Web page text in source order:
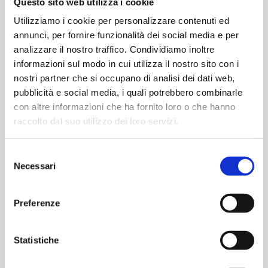
Utilizziamo i cookie per personalizzare contenuti ed
annunci, per fornire funzionalità dei social media e per
analizzare il nostro traffico. Condividiamo inoltre
informazioni sul modo in cui utilizza il nostro sito con i
nostri partner che si occupano di analisi dei dati web,
pubblicità e social media, i quali potrebbero combinarle
con altre informazioni che ha fornito loro o che hanno
raccolto dal suo utilizzo dei loro servizi.
delNecessari
Preferenze
Statistiche
€10,00
-
B138F.4/12.12
Motoriduttore
12V
320/250
rpm
quantità
+
Aggiungi
€27,30
-
B138F.4/12.149
Motoriduttor
12V
27/20
rpm
quantità
+
Aggiungi
SERIE B138F.4/12
Motoriduttore 12V 19/14
SERIE B138F.4/12
B138F.4/12.21
Motoriduttore 12V
190/150 rpm